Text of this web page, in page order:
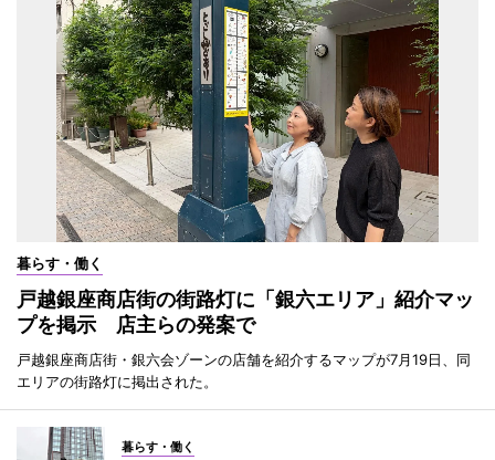
暮らす・働く
戸越銀座商店街の街路灯に「銀六エリア」紹介マッ
プを掲示 店主らの発案で
戸越銀座商店街・銀六会ゾーンの店舗を紹介するマップが7月19日、同
エリアの街路灯に掲出された。
暮らす・働く